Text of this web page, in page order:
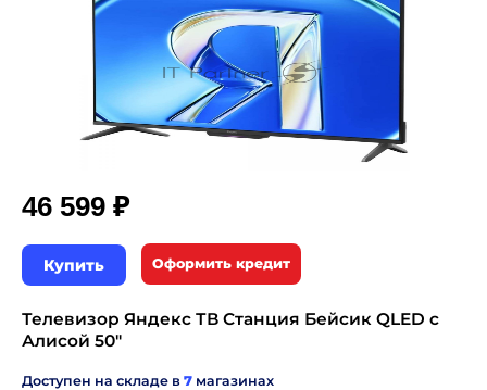
46 599 ₽
Купить Оформить кредит
Телевизор Яндекс ТВ Станция Бейсик QLED с
Алисой 50"
Доступен на складе в 7 магазинах